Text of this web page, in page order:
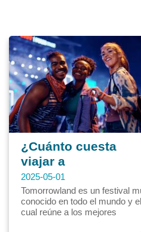
¿Cuánto cuesta
viajar a
Tomorrowland
Bélgica 2025?
2025-05-01
Tomorrowland es un festival
conocido en todo el mundo y el
cual reúne a los mejores